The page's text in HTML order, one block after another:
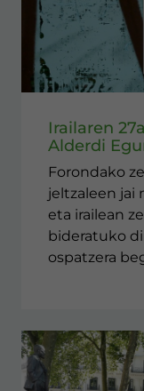
Irailaren
Alderdi
Forondako
jeltzaleen jai
eta irailean
bideratuko
ospatzera